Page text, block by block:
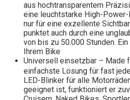
aus hochtransparentem
eine leuchtstarke High-
nur für eine exzellente
punktet auch durch eine
von bis zu 50.000 Stunden.
Ihrem Bike
Universell einsetzbar – Made
einfachste Lösung für fast
LED-Blinker für alle
geeignet ist, funktioniert er